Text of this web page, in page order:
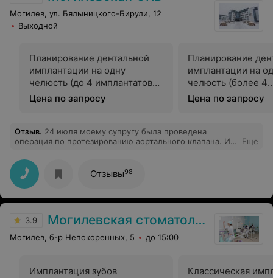
Могилев, ул. Бялыницкого-Бирули, 12
Выходной
Планирование дентальной
имплантации на одну
челюсть (до 4 имплантатов
включительно) с
использованием
обеспечения
Цена по запросу
Планирование
имплантации на
челюсть (более 4
имплантатов) с
использованием
обеспечения
Цена по запросу
Отзыв. 24 июля моему супругу была проведена
операция по протезированию аортального клапана. И
остаётся опасение, что что-то пойдёт не так. Сердце
твоего близкого человека в прямом смысле в руках
оперирующего хирурга. Когда сердце в руках такого
специалиста, как Вадим Николаевич, беспокоиться не
стоит! Высококлассный специалист, потрясающий
врачевать и возрождать к жизни. Да, впереди долгий
путь восстановления, но я уверена, что мы этот путь
пройдём успешно, потому что старт к новой жизни дан
Николаевичем. Бесконечная благодарность!
Еще
Отзывы98
3.9 Могилевская стоматологическая поликлиника
Могилев, б-р Непокоренных, 5 до 15:00
Имплантация зубов
Классическая